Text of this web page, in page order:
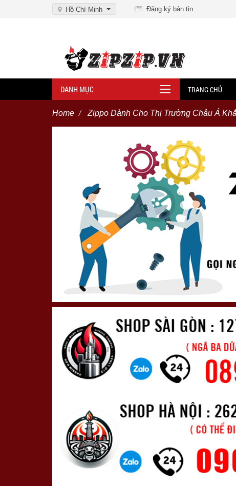
Hồ Chí Minh Đăng ký bản tin
DANH MỤC TRANG CHỦ
Home Zippo Dành Cho Thị Trường Châu Á